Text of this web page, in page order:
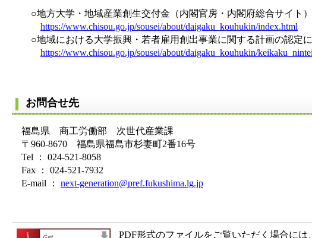
○地方大学・地域産業創生交付金（内閣官房・内閣府総合サイト）
https://www.chisou.go.jp/sousei/about/daigaku_kouhukin/index.html
○地域における大学振興・若者雇用創出事業に関する計画の認定に
https://www.chisou.go.jp/sousei/about/daigaku_kouhukin/
お問合せ先
福島県 商工労働部 次世代産業課
〒960-8670 福島県福島市杉妻町2番16号
Tel ： 024-521-8058
Fax ： 024-521-7932
E-mail ： next-generation@pref.fukushima.lg.jp
PDF形式のファイルをご覧いただく場合には